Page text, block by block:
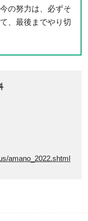
の努力は、必ずそ
、最後までやり切
amano_2022.shtml